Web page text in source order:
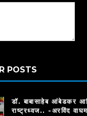
POSTS
डॉ. बाबासाहेब आंबेडकर
राष्ट्रध्वज.. -अरविंद